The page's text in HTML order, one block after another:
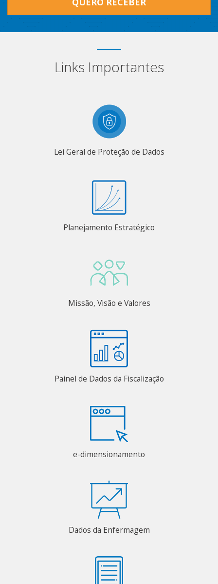
Links Importantes
Lei Geral de Proteção de Dados
Planejamento Estratégico
Missão, Visão e Valores
Painel de Dados da Fiscalização
e-dimensionamento
Dados da Enfermagem